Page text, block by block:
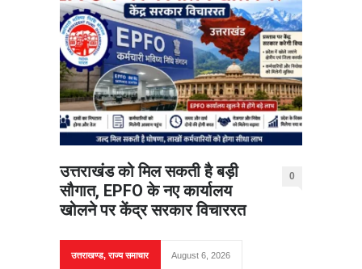
उत्तराखंड को मिल सकती है बड़ी
सौगात, EPFO के नए कार्यालय
खोलने पर केंद्र सरकार विचाररत
0
उत्तराखण्ड,राज्य समाचार August 6, 2026